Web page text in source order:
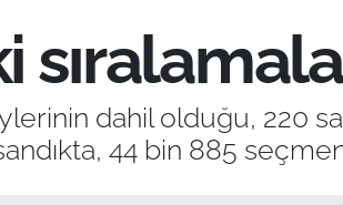
dahil olduğu, 220
44 bin 885